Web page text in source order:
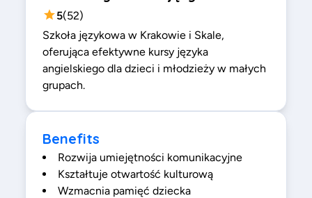
5(52)
Szkoła językowa w Krakowie i Skale,
oferująca efektywne kursy języka
angielskiego dla dzieci i młodzieży w małych
grupach.
Benefits
Rozwija umiejętności komunikacyjne
Kształtuje otwartość kulturową
Wzmacnia pamięć dziecka